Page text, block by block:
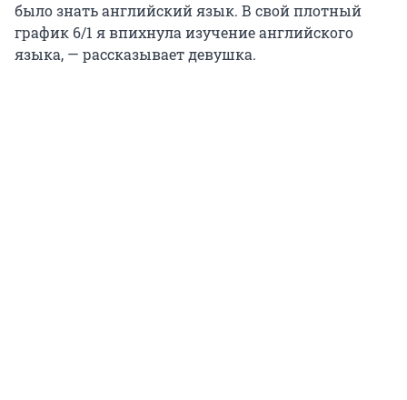
было знать английский язык. В свой плотный
график 6/1 я впихнула изучение английского
языка, — рассказывает девушка.